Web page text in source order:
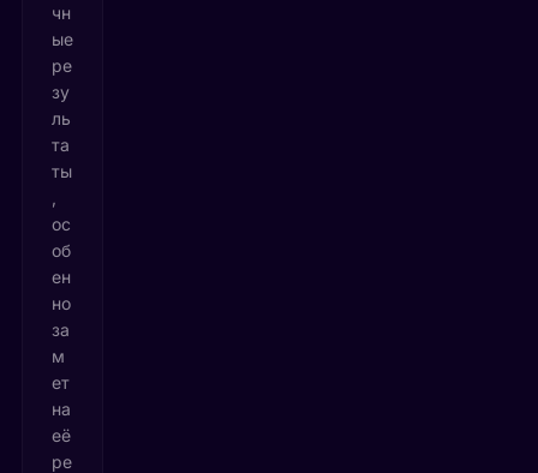
чн
ые
ре
зу
ль
та
ты
ос
об
ен
но
за
м
ет
на
её
ре